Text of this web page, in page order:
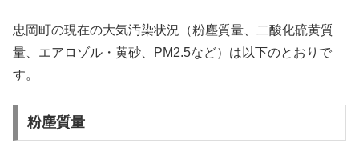
忠岡町の現在の大気汚染状況（粉塵質量、二酸化硫黄質
量、エアロゾル・黄砂、PM2.5など）は以下のとおりで
す。
粉塵質量